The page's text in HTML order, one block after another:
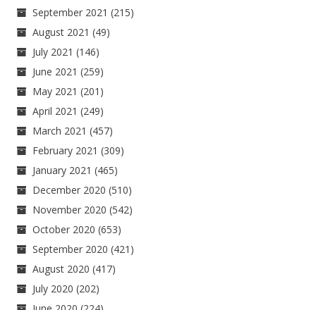
September 2021 (215)
August 2021 (49)
July 2021 (146)
June 2021 (259)
May 2021 (201)
April 2021 (249)
March 2021 (457)
February 2021 (309)
January 2021 (465)
December 2020 (510)
November 2020 (542)
October 2020 (653)
September 2020 (421)
August 2020 (417)
July 2020 (202)